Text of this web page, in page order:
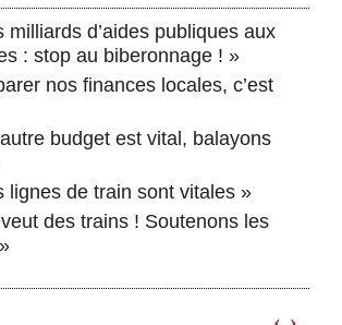
milliards d’aides publiques aux
: stop au biberonnage ! »
nos finances locales, c’est
budget est vital, balayons
lignes de train sont vitales »
des trains ! Soutenons les
‹ ›